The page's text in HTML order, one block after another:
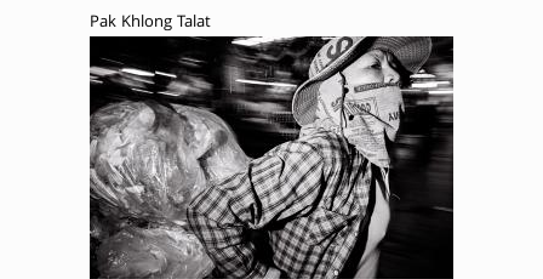
Pak Khlong Talat